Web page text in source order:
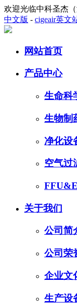
欢迎光临中科圣杰
中文版 - cigeair英文
网站首页
产品中心
生命科
生物制
净化设
空气过
关于我们
公司简
公司荣
企业文
生产设